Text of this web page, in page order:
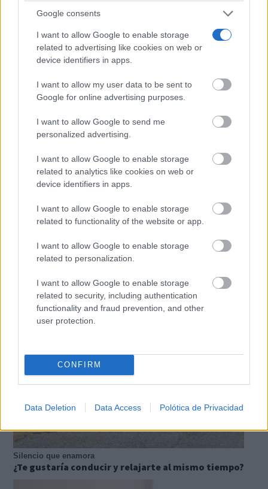
Google consents
I want to allow Google to enable storage
related to advertising like cookies on web or
device identifiers in apps.
I want to allow my user data to be sent to
Google for online advertising purposes.
I want to allow Google to send me
personalized advertising.
I want to allow Google to enable storage
related to analytics like cookies on web or
device identifiers in apps.
I want to allow Google to enable storage
related to functionality of the website or app.
I want to allow Google to enable storage
related to personalization.
I want to allow Google to enable storage
related to security, including authentication
functionality and fraud prevention, and other
user protection.
CONFIRM
Data Deletion Data Access Polótica de Privacidad
Un verdadero MMORPG de la vieja escuela ¡Cómo los
de antes, pero mejor!
¿Sabías que estas apps existen y son súper útiles?
Silencio que enamora
¿Te gustaría conducir y relajarte al mismo tiempo?